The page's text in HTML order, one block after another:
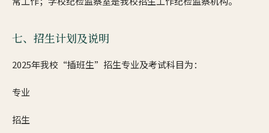
七、招生计划及说明
2025年我校“插班生”招生专业及考试科目为：
专业
招生